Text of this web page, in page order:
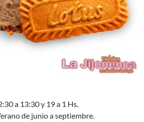
a 13:30 y 19 a 1 Hs.
de junio a septiembre.